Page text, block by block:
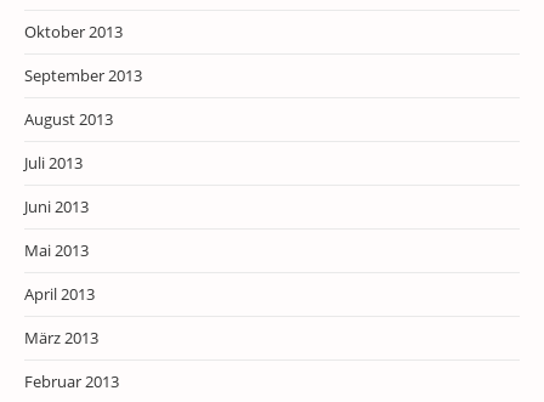
Oktober 2013
September 2013
August 2013
Juli 2013
Juni 2013
Mai 2013
April 2013
März 2013
Februar 2013